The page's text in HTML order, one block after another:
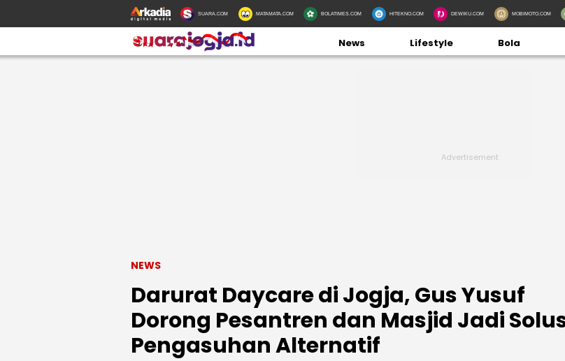
SUARA.COM MATAMATA.COM BOLATIMES.COM HITEKNO.COM DEWIKU.COM MOBIMOTO.COM
News Lifestyle Bola
NEWS
Darurat Daycare di Jogja, Gus Yusuf
Dorong Pesantren dan Masjid Jadi
Pengasuhan Alternatif